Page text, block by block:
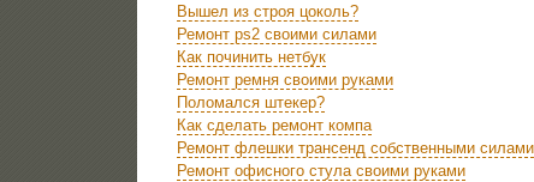
Вышел из строя цоколь?
Ремонт ps2 своими силами
Как починить нетбук
Ремонт ремня своими руками
Поломался штекер?
Как сделать ремонт компа
Ремонт флешки трансенд собственными силами
Ремонт офисного стула своими руками